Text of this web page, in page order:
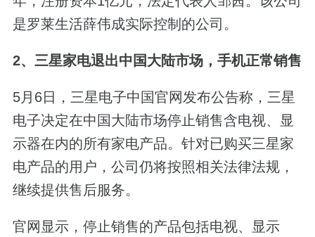
是罗莱生活薛伟成实际控制的公司。
2、三星家电退出中国大陆市场，手机正常销售
5月6日，三星电子中国官网发布公告称，三星
电子决定在中国大陆市场停止销售含电视、显
示器在内的所有家电产品。针对已购买三星家
电产品的用户，公司仍将按照相关法律法规，
继续提供售后服务。
官网显示，停止销售的产品包括电视、显示